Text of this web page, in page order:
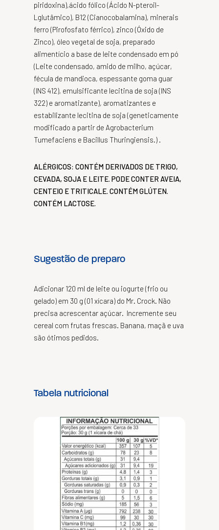
piridoxina),ácido fólico (Ácido N-pteroil-
Lglutâmico), B12 (Cianocobalamina), minerais
ferro (Pirofosfato férrico), zinco (Óxido de
Zinco), óleo vegetal de soja, preparado
alimentício a base de leite condensado em pó
(Leite condensado, amido de milho, açúcar,
fécula de mandioca, espessante goma guar
(INS 412), emulsificante lecitina de soja (INS
322) e aromatizante), aromatizantes e
estabilizante lecitina de soja (geneticamente
modificado a partir de Agrobacterium
Tumefaciens e Bacillus Thuringiensis.) .
ALÉRGICOS: CONTÉM DERIVADOS DE TRIGO,
CEVADA, SOJA E LEITE. PODE CONTER AVEIA,
CENTEIO E TRITICALE. CONTÉM GLÚTEN.
CONTÉM LACTOSE.
Sugestão de preparo
Adicionar 120 ml de leite ou iogurte (frio ou
gelado) em 30 g (01 xícara) do Mr. Crock. Não
precisa acrescentar açúcar. Incremente seu
cereal com frutas frescas. Banana, maçã e uva
são ótimos pedidos.
Tabela nutricional